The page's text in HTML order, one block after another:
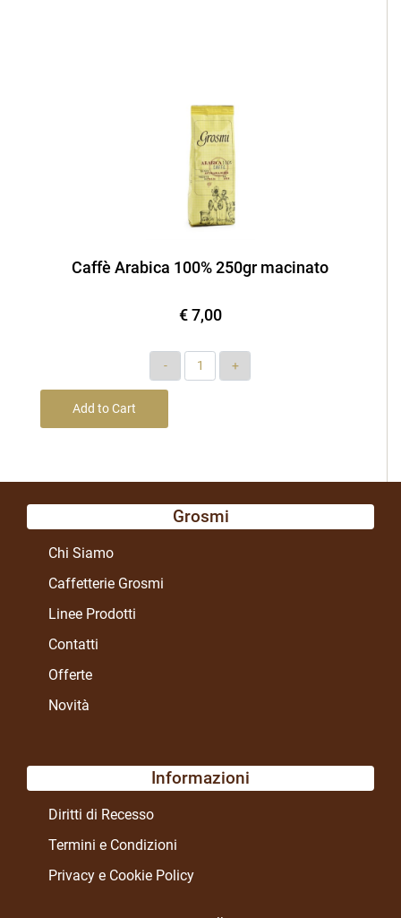
Caffè Arabica 100% 250gr macinato
€ 7,00
Quantity
Add to Cart
Grosmi
Chi Siamo
Caffetterie Grosmi
Linee Prodotti
Contatti
Offerte
Novità
Informazioni
Diritti di Recesso
Termini e Condizioni
Privacy e Cookie Policy